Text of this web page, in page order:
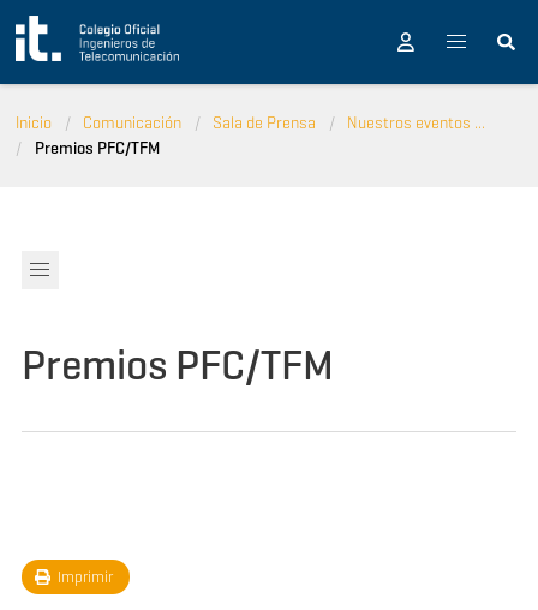
Pasar al contenido principal
Inicio Comunicación Sala de Prensa
Nuestros eventos ...
Premios PFC/TFM
Premios PFC/TFM
Imprimir